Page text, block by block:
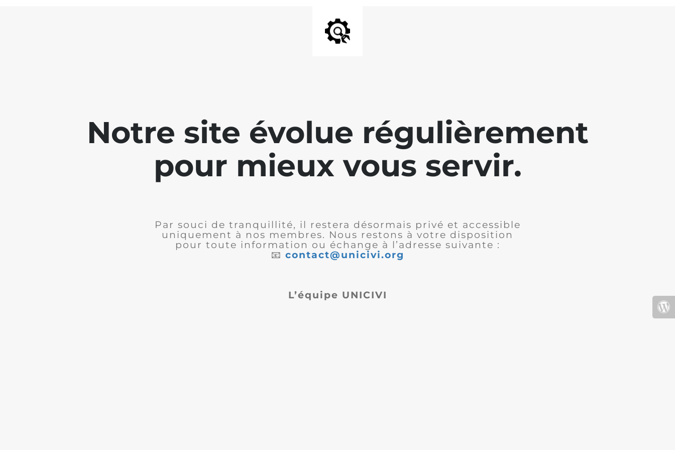
Notre site évolue régulièrement
pour mieux vous servir.
Par souci de tranquillité, il restera désormais privé et accessible
uniquement à nos membres. Nous restons à votre disposition
pour toute information ou échange à l’adresse suivante :
📧 contact@unicivi.org
L’équipe UNICIVI